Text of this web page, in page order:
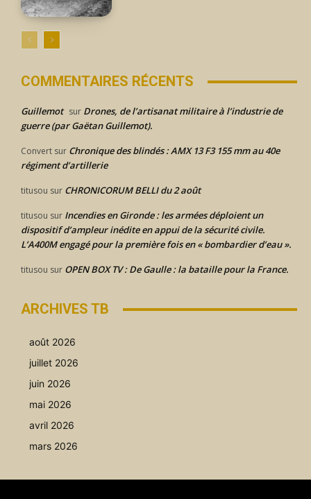
COMMENTAIRES RÉCENTS
Guillemot sur Drones, de l’artisanat militaire à l’industrie de
guerre (par Gaëtan Guillemot).
Convert sur Chronique des blindés : AMX 13 F3 155 mm au 40e
régiment d’artillerie
titusou sur CHRONICORUM BELLI du 2 août
titusou sur Incendies en Gironde : les armées déploient un
dispositif d’ampleur inédite en appui de la sécurité civile.
L’A400M engagé pour la première fois en « bombardier d’eau ».
titusou sur OPEN BOX TV : De Gaulle : la bataille pour la France.
ARCHIVES TB
août 2026
juillet 2026
juin 2026
mai 2026
avril 2026
mars 2026